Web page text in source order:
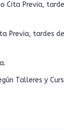
Cita Previa,
Previa, tardes
Talleres y